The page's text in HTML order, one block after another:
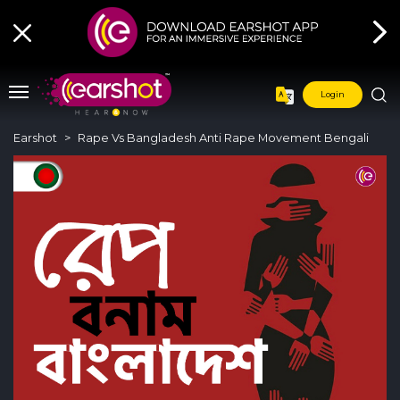
Login
Earshot Rape Vs Bangladesh Anti Rape Movement Bengali